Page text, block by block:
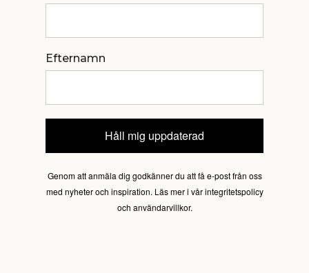
Efternamn
Håll mig uppdaterad
Genom att anmäla dig godkänner du att få e-post från oss
med nyheter och inspiration. Läs mer i vår integritetspolicy
och användarvillkor.